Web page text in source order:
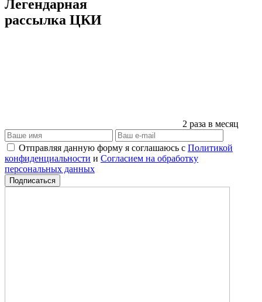
Легендарная
рассылка ЦКИ
2 раза в месяц
Отправляя данную форму я соглашаюсь с Политикой
конфиденциальности и Согласием на обработку
персональных данных
Подписаться